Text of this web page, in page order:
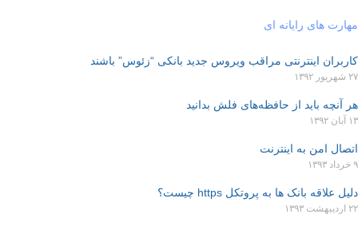
مهارت های رایانه ای
کاربران اینترنتی مراقب ویروس جدید بانکی “زئوس” باشند
۲۷ شهریور ۱۳۹۲
هر آنچه باید از حافظه‌های فلش بدانید
۱۳ آبان ۱۳۹۲
اتصال امن به اینترنت
۹ خرداد ۱۳۹۳
دلیل علاقه بانک ها به پروتکل https چیست؟
۲۲ اردیبهشت ۱۳۹۳